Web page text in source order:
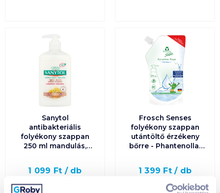
Sanytol
antibakteriális
folyékony szappan
250 ml mandulás,
1 099 Ft / db
Frosch Senses
folyékony szappan
utántöltő érzékeny
bőrre - Phantenollal
1 399 Ft / db